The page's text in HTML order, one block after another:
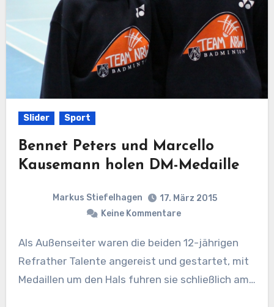
Slider Sport
Bennet Peters und Marcello
Kausemann holen DM-Medaille
Markus Stiefelhagen
17. März 2015
Keine Kommentare
Als Außenseiter waren die beiden 12-jährigen
Refrather Talente angereist und gestartet, mit
Medaillen um den Hals fuhren sie schließlich am…